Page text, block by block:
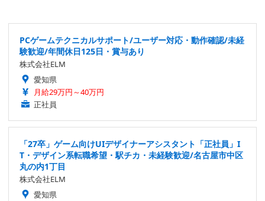
PCゲームテクニカルサポート/ユーザー対応・動作確認/未経
験歓迎/年間休日125日・賞与あり
株式会社ELM
愛知県
月給29万円～40万円
正社員
「27卒」ゲーム向けUIデザイナーアシスタント「正社員」I
T・デザイン系転職希望・駅チカ・未経験歓迎/名古屋市中区
丸の内1丁目
株式会社ELM
愛知県